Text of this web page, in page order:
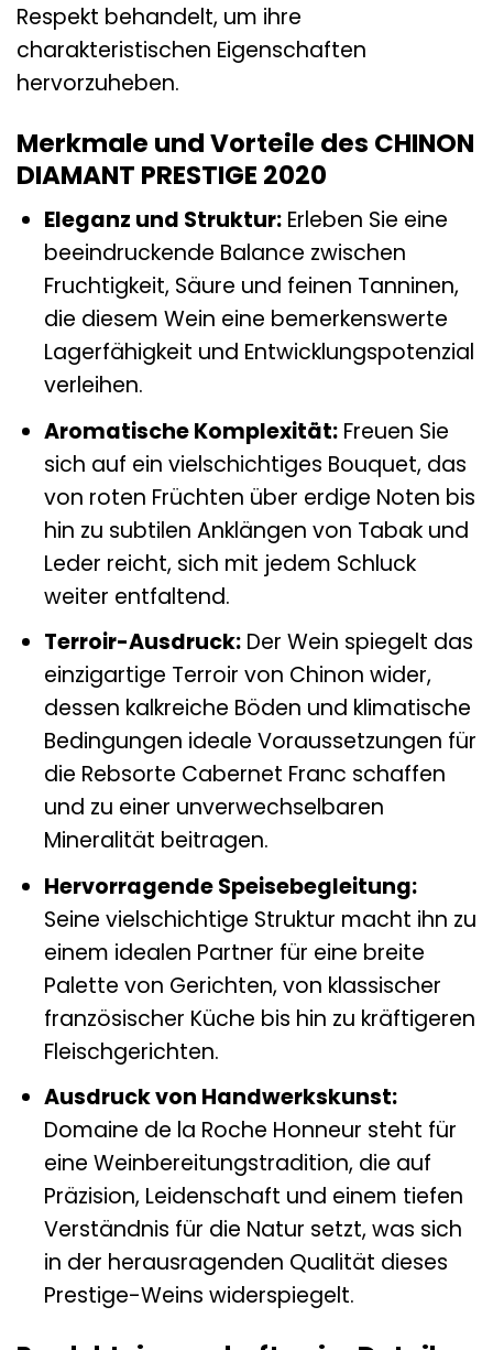
Respekt behandelt, um ihre
charakteristischen Eigenschaften
hervorzuheben.
Merkmale und Vorteile des CHINON
DIAMANT PRESTIGE 2020
Eleganz und Struktur:Erleben Sie eine
beeindruckende Balance zwischen
Fruchtigkeit, Säure und feinen Tanninen,
die diesem Wein eine bemerkenswerte
Lagerfähigkeit und Entwicklungspotenzial
verleihen.
Aromatische Komplexität:Freuen Sie
sich auf ein vielschichtiges Bouquet, das
von roten Früchten über erdige Noten bis
hin zu subtilen Anklängen von Tabak und
Leder reicht, sich mit jedem Schluck
weiter entfaltend.
Terroir-Ausdruck:Der Wein spiegelt das
einzigartige Terroir von Chinon wider,
dessen kalkreiche Böden und klimatische
Bedingungen ideale Voraussetzungen für
die Rebsorte Cabernet Franc schaffen
und zu einer unverwechselbaren
Mineralität beitragen.
Hervorragende Speisebegleitung:
Seine vielschichtige Struktur macht ihn zu
einem idealen Partner für eine breite
Palette von Gerichten, von klassischer
französischer Küche bis hin zu kräftigeren
Fleischgerichten.
Ausdruck von Handwerkskunst:
Domaine de la Roche Honneur steht für
eine Weinbereitungstradition, die auf
Präzision, Leidenschaft und einem tiefen
Verständnis für die Natur setzt, was sich
in der herausragenden Qualität dieses
Prestige-Weins widerspiegelt.